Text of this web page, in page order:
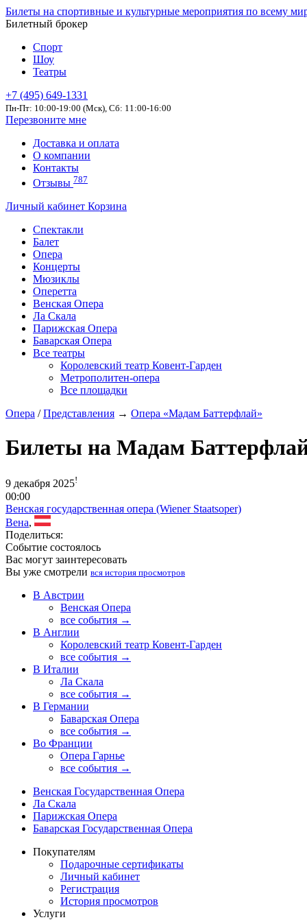
Билеты на спортивные и культурные мероприятия по всему
Билетный брокер
Спорт
Шоу
Театры
+7 (495) 649-1331
Пн-Пт: 10:00-19:00 (Мск), Сб: 11:00-16:00
Перезвоните мне
Доставка и оплата
О компании
Контакты
Отзывы 787
Личный кабинет Корзина
Спектакли
Балет
Опера
Концерты
Мюзиклы
Оперетта
Венская Опера
Ла Скала
Парижская Опера
Баварская Опера
Все театры
Королевский театр Ковент-Гарден
Метрополитен-опера
Все площадки
Опера /Представления → Опера «Мадам Баттерфлай»
Билеты на Мадам
9 декабря 2025!
00:00
Венская государственная опера (Wiener Staatsoper)
Вена,
Поделиться:
Событие состоялось
Вас могут заинтересовать
Вы уже смотрели вся история просмотров
В Австрии
Венская Опера
все события →
В Англии
Королевский театр Ковент-Гарден
все события →
В Италии
Ла Скала
все события →
В Германии
Баварская Опера
все события →
Во Франции
Опера Гарнье
все события →
Венская Государственная Опера
Ла Скала
Парижская Опера
Баварская Государственная Опера
Покупателям
Подарочные сертификаты
Личный кабинет
Регистрация
История просмотров
Услуги